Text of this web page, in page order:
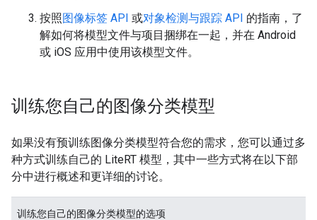
按照图像标签 API 或对象检测与跟踪 API 的指南，了
解如何将模型文件与项目捆绑在一起，并在 Android
或 iOS 应用中使用该模型文件。
训练您自己的图像分类模型
如果没有预训练图像分类模型符合您的需求，您可以通过多
种方式训练自己的 LiteRT 模型，其中一些方式将在以下部
分中进行概述和更详细的讨论。
训练您自己的图像分类模型的选项